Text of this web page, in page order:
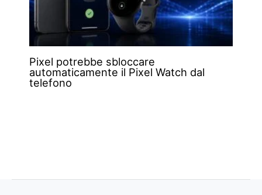
Pixel potrebbe sbloccare
automaticamente il Pixel Watch dal
telefono